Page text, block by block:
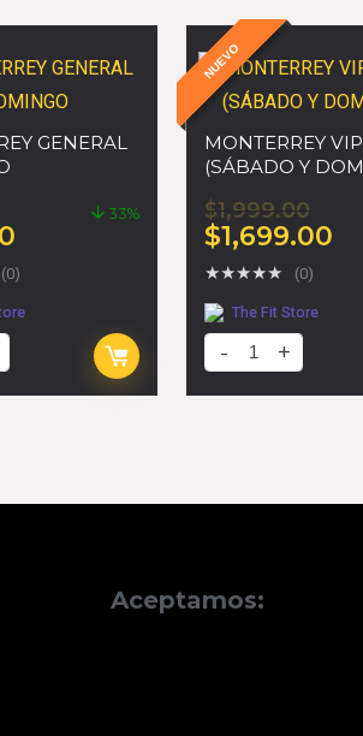
GENERAL
33%
(0)
NUEVO
MONTERREY
(SÁBADO Y
$1,999.00
$1,699.00
★★★★★ (0)
The Fit Store
Aceptamos: